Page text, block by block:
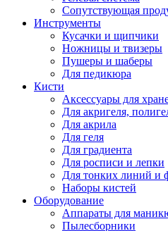
Сопутствующая
Инструменты
Кусачки и щипчики
Ножницы и твизеры
Пушеры и шаберы
Для педикюра
Кисти
Аксессуары для
Для акригеля,
Для акрила
Для геля
Для градиента
Для росписи и лепки
Для тонких линий и
Наборы кистей
Оборудование
Аппараты для
Пылесборники